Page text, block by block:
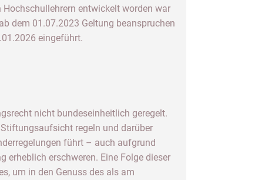
entwickelt worden war
dem 01.07.2023 Geltung beanspruchen
eingeführt.
nicht bundeseinheitlich geregelt.
regeln und darüber
führt – auch aufgrund
erschweren. Eine Folge dieser
um in den Genuss des als am